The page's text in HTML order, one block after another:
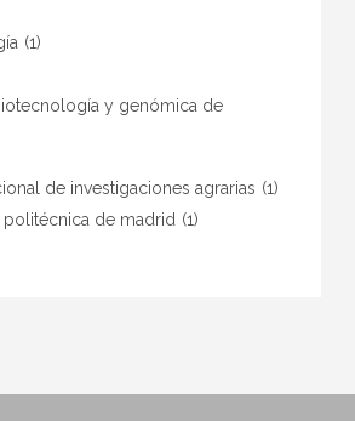
(1)
y genómica de
de investigaciones agrarias (1)
politécnica de madrid (1)